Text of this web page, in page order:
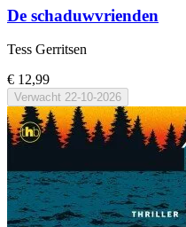
De schaduwvrienden
Tess Gerritsen
€ 12,99
Verwacht 22-10-2026